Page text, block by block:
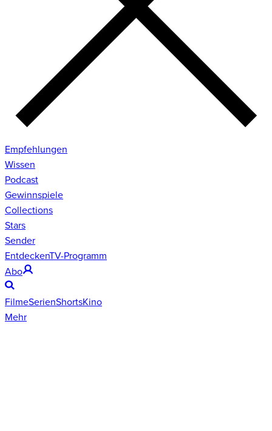
Empfehlungen
Wissen
Podcast
Gewinnspiele
Collections
Stars
Sender
EntdeckenTV-Programm
Abo
FilmeSerienShortsKino
Mehr